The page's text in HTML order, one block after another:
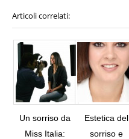
Articoli correlati:
Un sorriso da
Miss Italia:
Estetica del
sorriso e